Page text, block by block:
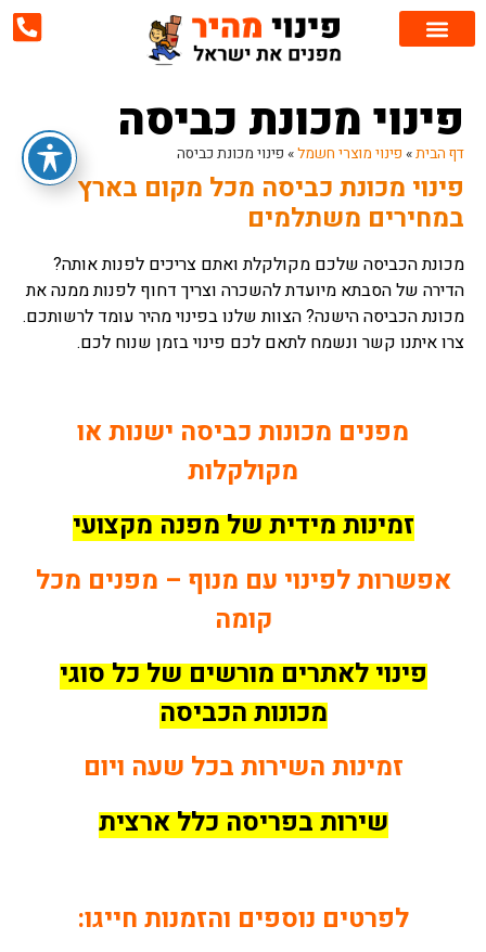
פינוי מכונת כביסה
דף הבית» פינוי מוצרי חשמל» פינוי מכונת כביסה
פינוי מכונת כביסה מכל מקום בארץ
במחירים משתלמים
מכונת הכביסה שלכם מקולקלת ואתם צריכים לפנות אותה?
הדירה של הסבתא מיועדת להשכרה וצריך דחוף לפנות ממנה את
מכונת הכביסה הישנה? הצוות שלנו בפינוי מהיר עומד לרשותכם.
צרו איתנו קשר ונשמח לתאם לכם פינוי בזמן שנוח לכם.
מפנים מכונות כביסה ישנות או
מקולקלות
זמינות מידית של מפנה מקצועי
אפשרות לפינוי עם מנוף – מפנים מכל
קומה
פינוי לאתרים מורשים של כל סוגי
מכונות הכביסה
זמינות השירות בכל שעה ויום
שירות בפריסה כלל ארצית
לפרטים נוספים והזמנות חייגו: